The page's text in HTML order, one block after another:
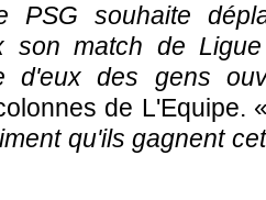
PSG souhaite
son match de
d'eux des gens
de L'Equipe.
qu'ils gagnent